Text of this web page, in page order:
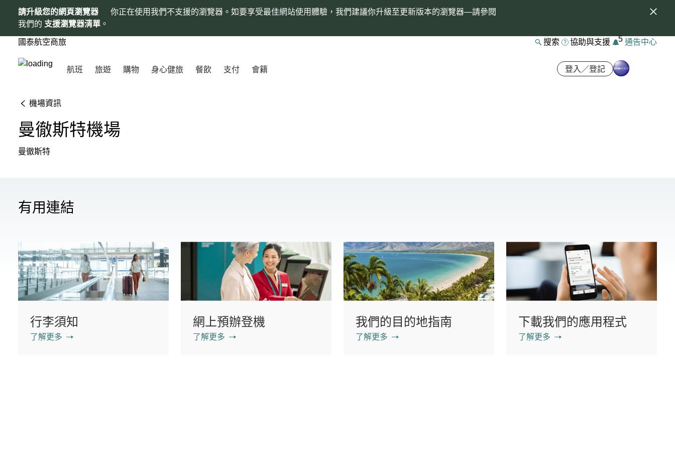
請升級您的網頁瀏覽器
你正在使用我們不支援的瀏覽器。如要享受最佳網站使用體驗，我們建議你升級至更新版本的瀏覽器—請參閱
我們的 支援瀏覽器清單 。
國泰航空商旅 搜索 協助與支援 5 通告中心
航班 旅遊 購物 身心健旅 餐飲 支付 會籍 登入／登記
機場資訊
曼徹斯特機場
曼徹斯特
有用連結
行李須知
了解更多
網上預辦登機
了解更多
我們的目的地指南
了解更多
下載我們的應用程式
了解更多